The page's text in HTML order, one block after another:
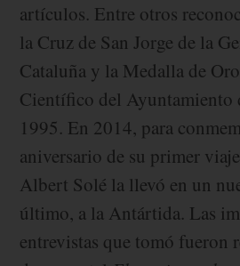
artículos. Entre otros
la Cruz de San Jorge de la
Cataluña y la Medalla de
Científico del Ayuntamiento
1995. En 2014, para
aniversario de su primer
Albert Solé la llevó en un
último, a la Antártida. Las
entrevistas que tomó fueron